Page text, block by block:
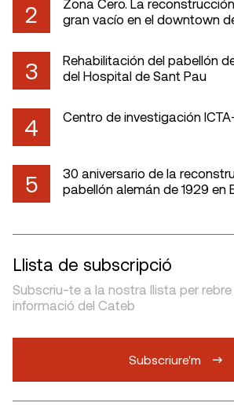
2
Zona Cero. La
gran vacío en el downtown
3
Rehabilitación del pabellón
del Hospital de Sant Pau
4 Centro de investigación
5
30 aniversario de la
pabellón alemán de 1929 en
Llista de subscripció
Subscriu-te a la nostra llista per
informació del Cateb
Subscriure'm